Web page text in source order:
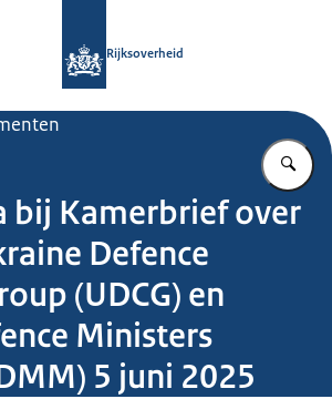
Rijksoverheid
bij Kamerbrief over
Defence
(UDCG) en
Ministers
5 juni 2025